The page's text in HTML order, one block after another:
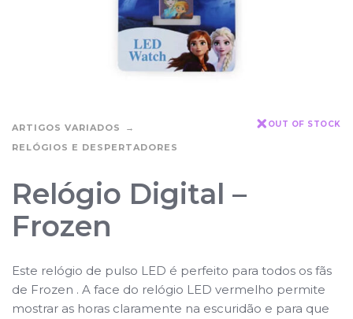
ARTIGOS VARIADOS
RELÓGIOS E DESPERTADORES
OUT OF STOCK
Relógio Digital –
Frozen
Este relógio de pulso LED é perfeito para todos os fãs
de Frozen . A face do relógio LED vermelho permite
mostrar as horas claramente na escuridão e para que